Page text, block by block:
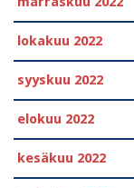
lokakuu 2022
syyskuu 2022
elokuu 2022
kesäkuu 2022